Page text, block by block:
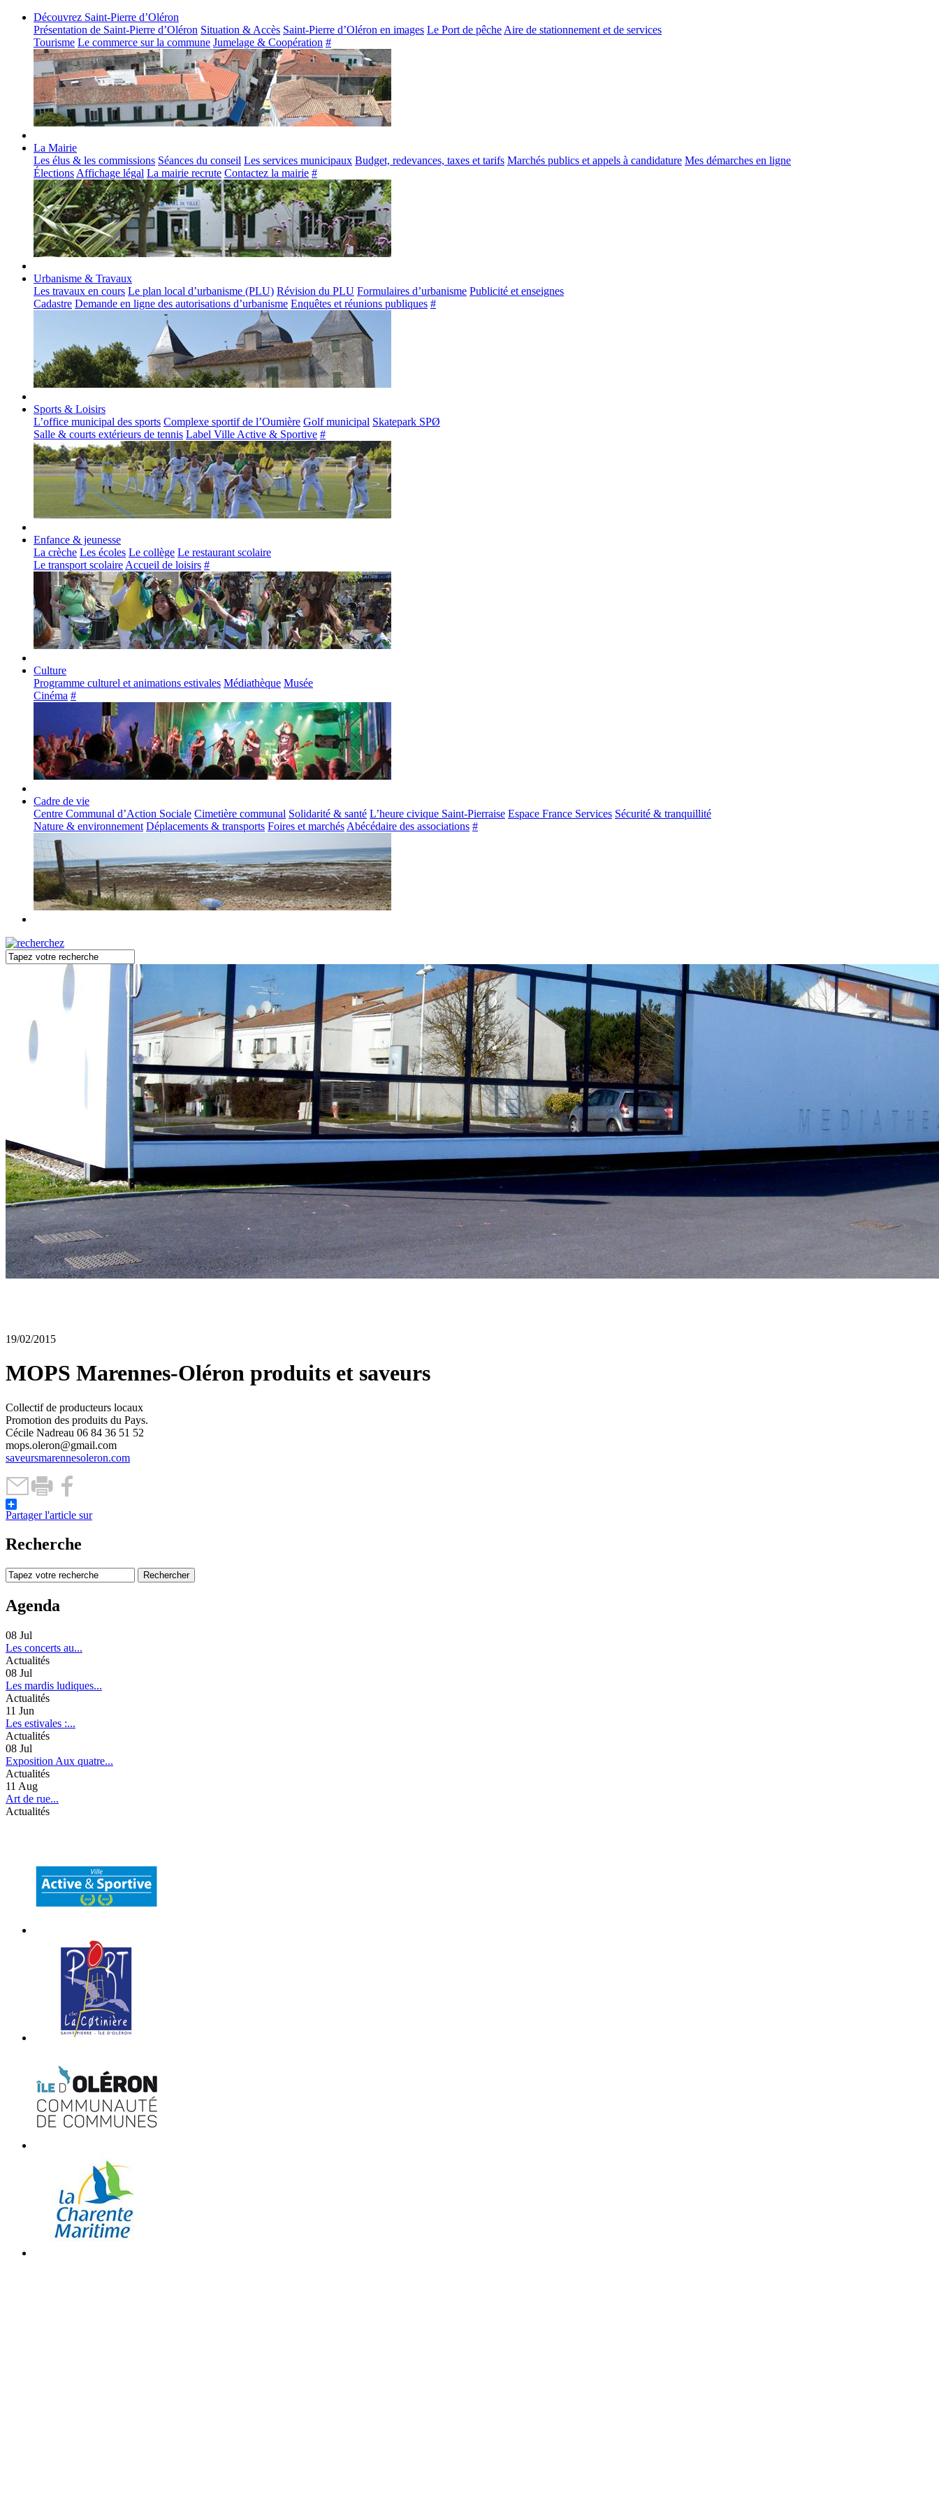
Découvrez Saint-Pierre d’Oléron
Présentation de Saint-Pierre d’Oléron Situation & Accès Saint-Pierre d’Oléron en images Le Port de pêche Aire de stationnement et de services
Tourisme Le commerce sur la commune Jumelage & Coopération #
La Mairie
Les élus & les commissions Séances du conseil Les services municipaux Budget, redevances, taxes et tarifs Marchés publics et appels à candidature Mes démarches en ligne
Élections Affichage légal La mairie recrute Contactez la mairie #
Urbanisme & Travaux
Les travaux en cours Le plan local d’urbanisme (PLU) Révision du PLU Formulaires d’urbanisme Publicité et enseignes
Cadastre Demande en ligne des autorisations d’urbanisme Enquêtes et réunions publiques #
Sports & Loisirs
L’office municipal des sports Complexe sportif de l’Oumière Golf municipal Skatepark SPØ
Salle & courts extérieurs de tennis Label Ville Active & Sportive #
Enfance & jeunesse
La crèche Les écoles Le collège Le restaurant scolaire
Le transport scolaire Accueil de loisirs #
Culture
Programme culturel et animations estivales Médiathèque Musée
Cinéma #
Cadre de vie
Centre Communal d’Action Sociale Cimetière communal Solidarité & santé L’heure civique Saint-Pierraise Espace France Services Sécurité & tranquillité
Nature & environnement Déplacements & transports Foires et marchés Abécédaire des associations #
19/02/2015
MOPS Marennes-Oléron produits et saveurs
Collectif de producteurs locaux
Promotion des produits du Pays.
Cécile Nadreau 06 84 36 51 52
mops.oleron@gmail.com
saveursmarennesoleron.com
Partager l'article sur
Recherche
Agenda
08 Jul
Les concerts au...
Actualités
08 Jul
Les mardis ludiques...
Actualités
11 Jun
Les estivales :...
Actualités
08 Jul
Exposition Aux quatre...
Actualités
11 Aug
Art de rue...
Actualités